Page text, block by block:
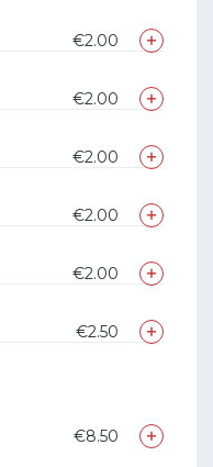
€2.00
€2.00
€2.00
€2.00
€2.00
€2.50
€8.50